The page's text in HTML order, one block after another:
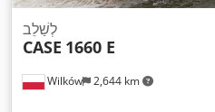
Wilków 2,644 km
לְשַׁלֵב
CASE 1660 E